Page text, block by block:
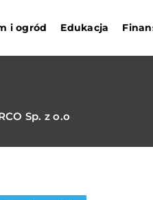
i ogród Edukacja
Sp. z o.o